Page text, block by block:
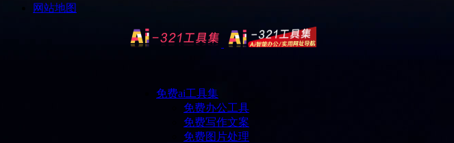
网站地图
免费ai工具集
免费办公工具
免费写作文案
免费图片处理